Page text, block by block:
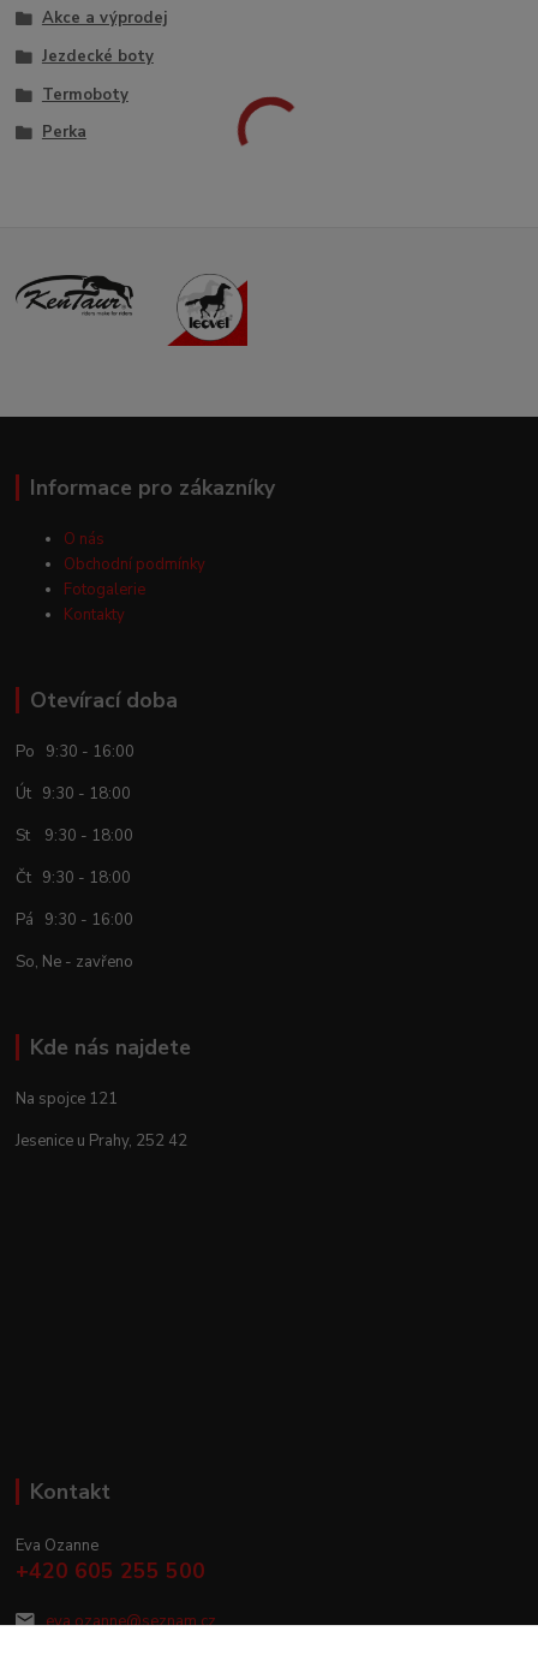
Akce a výprodej
Jezdecké boty
Termoboty
Perka
Informace pro zákazníky
O nás
Obchodní podmínky
Fotogalerie
Kontakty
Otevírací doba
Po 9:30 - 16:00
Út 9:30 - 18:00
St 9:30 - 18:00
Čt 9:30 - 18:00
Pá 9:30 - 16:00
So, Ne - zavřeno
Kde nás najdete
Na spojce 121
Jesenice u Prahy, 252 42
Kontakt
Eva Ozanne
+420 605 255 500
eva.ozanne@seznam.cz